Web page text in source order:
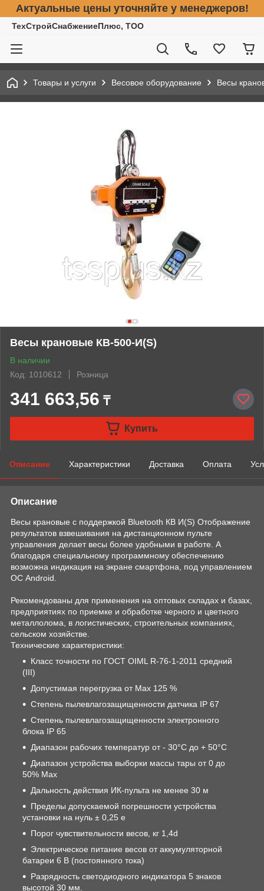
Актуальные цены уточняйте у менеджеров!
ТехСтройСнабжениеПлюс, ТОО
Товары и услуги Весовое оборудование Весы
Весы крановые КВ-500-И(S)
В наличии
Код: 1010612
Розница
341 663,56 ₸
Купить
Описание Характеристики Доставка Оплата
Описание
Весы крановые с поддержкой Bluetooth КВ И(S) Отображение
результатов взвешивания на дистанционном пульте
управления делает весы более удобными в работе. А
благодаря специальному программному обеспечению
возможна индикация на экране смартфона, под управлением
ОС Android.
Рекомендованы для применения на оптовых складах и базах,
предприятиях по приемке и обработке черного и цветного
металлолома, в логистических, строительных компаниях,
сельском хозяйстве.
Технические характеристики:
Класс точности по ГОСТ OIML R-76-1-2011 средний
(III)
Допустимая перегрузка от Max 125 %
Степень пылевлагозащищенности датчика IP 67
Степень пылевлагозащищенности электронного
блока IP 65
Диапазон рабочих температур от - 30°С до + 50°С
Диапазон устройства выборки массы тары от 0 до
50% Max
Дальность действия ИК-пульта не менее 30 м
Пределы допускаемой погрешности устройства
установки на нуль ± 0,25 е
Порог чувствительности весов, кг 1,4d
Электрическое питание весов от аккумуляторной
батареи 6 В (постоянного тока)
Разрядность светодиодного индикатора 5 знаков
высотой 30 мм.